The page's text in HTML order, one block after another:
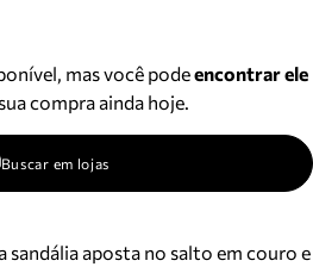
mas você podeencontrar ele
compra ainda hoje.
Buscar em lojas
sandália aposta no salto em couro e